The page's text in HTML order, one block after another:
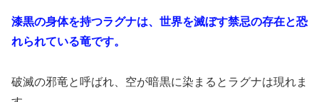
漆黒の身体を持つラグナは、世界を滅ぼす禁忌の存在と恐
れられている竜です。
破滅の邪竜と呼ばれ、空が暗黒に染まるとラグナは現れま